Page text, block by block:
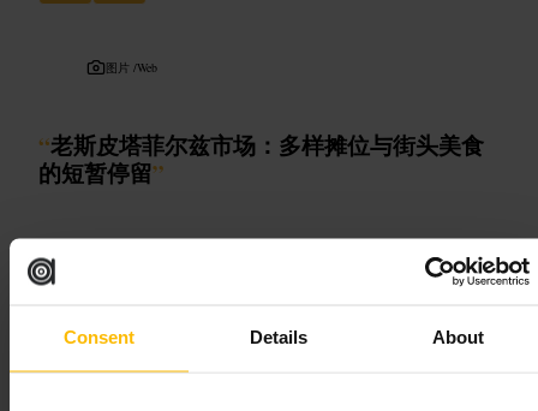
Consent Details About
图片 /Web
“老斯皮塔菲尔兹市场：多样摊位与街头美食
的短暂停留”
适合